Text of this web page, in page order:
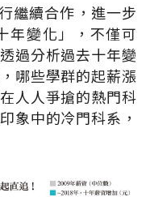
繼續合作，進一步
年變化」，不僅可
過分析過去十年變
哪些學群的起薪漲
人人爭搶的熱門科
象中的冷門科系，